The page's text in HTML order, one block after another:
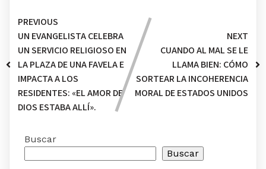
PREVIOUS
UN EVANGELISTA CELEBRA
UN SERVICIO RELIGIOSO EN
LA PLAZA DE UNA FAVELA E
IMPACTA A LOS
RESIDENTES: «EL AMOR DE
DIOS ESTABA ALLÍ».
NEXT
CUANDO AL MAL SE LE
LLAMA BIEN: CÓMO
SORTEAR LA INCOHERENCIA
MORAL DE ESTADOS UNIDOS
Buscar
Buscar